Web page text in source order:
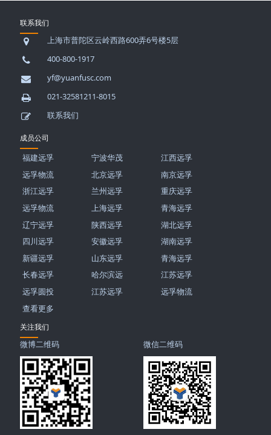
联系我们
上海市普陀区云岭西路600弄6号楼5层
400-800-1917
yf@yuanfusc.com
021-32581211-8015
联系我们
成员公司
福建远孚 宁波华茂
江西远孚
远孚物流
北京远孚
南京远孚
浙江远孚
兰州远孚
重庆远孚
远孚物流
上海远孚
青海远孚
辽宁远孚
陕西远孚
湖北远孚
四川远孚
安徽远孚
湖南远孚
新疆远孚
山东远孚
青海远孚
长春远孚
哈尔滨远
江苏远孚
远孚圆投
江苏远孚
远孚物流
查看更多
关注我们
微博二维码 微信二维码